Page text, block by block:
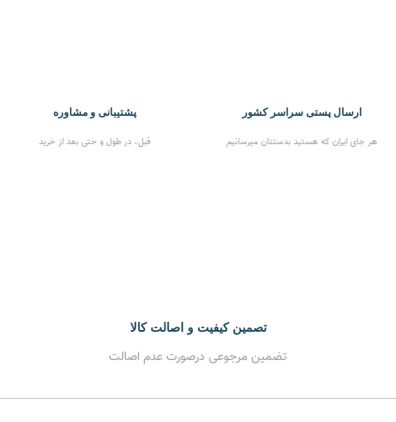
ارسال پستی سراسر کشور
هر جای ایران که هستید بدستتان میرسانیم
پشتیبانی و مشاوره
قبل، در طول و حتی بعد از خرید
تصمین کیفیت و اصالت کالا
تضمین مرجوعی درصورت عدم اصالت